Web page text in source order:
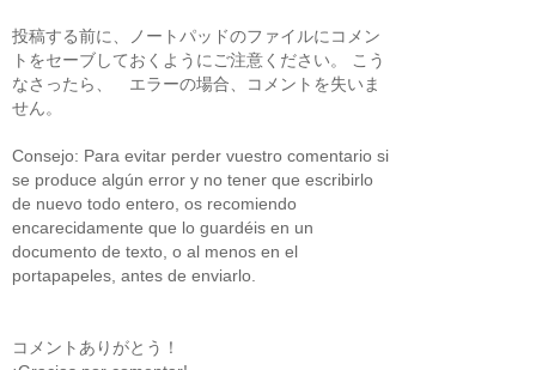
投稿する前に、ノートパッドのファイルにコメン
トをセーブしておくようにご注意ください。 こう
なさったら、 エラーの場合、コメントを失いま
せん。
Consejo: Para evitar perder vuestro comentario si
se produce algún error y no tener que escribirlo
de nuevo todo entero, os recomiendo
encarecidamente que lo guardéis en un
documento de texto, o al menos en el
portapapeles, antes de enviarlo.
コメントありがとう！